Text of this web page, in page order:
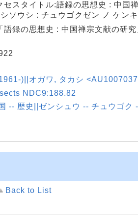
セスタイトル:語録の思想史 : 中国
ソウシ : チュウゴクゼン ノ ケン
語録の思想史 : 中国禅宗文献の研
)||オガワ, タカシ
NDC9:188.82
-- 歴史||ゼンシュウ -- チュウゴク
Back to List